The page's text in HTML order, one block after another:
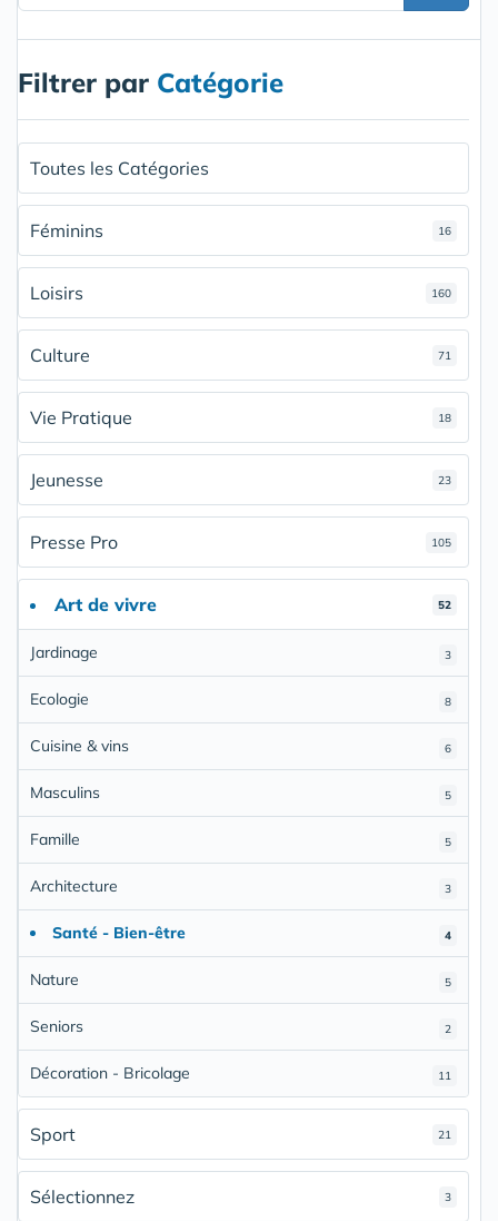
Filtrer par Catégorie
Toutes les Catégories
Féminins 16
Loisirs 160
Culture 71
Vie Pratique 18
Jeunesse 23
Presse Pro 105
Art de vivre 52
Jardinage 3
Ecologie 8
Cuisine & vins 6
Masculins 5
Famille 5
Architecture 3
Santé - Bien-être 4
Nature 5
Seniors 2
Décoration - Bricolage 11
Sport 21
Sélectionnez 3